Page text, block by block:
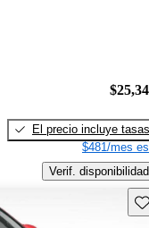
El precio incluye tasas
$481/mes
Verif. disponibilidad